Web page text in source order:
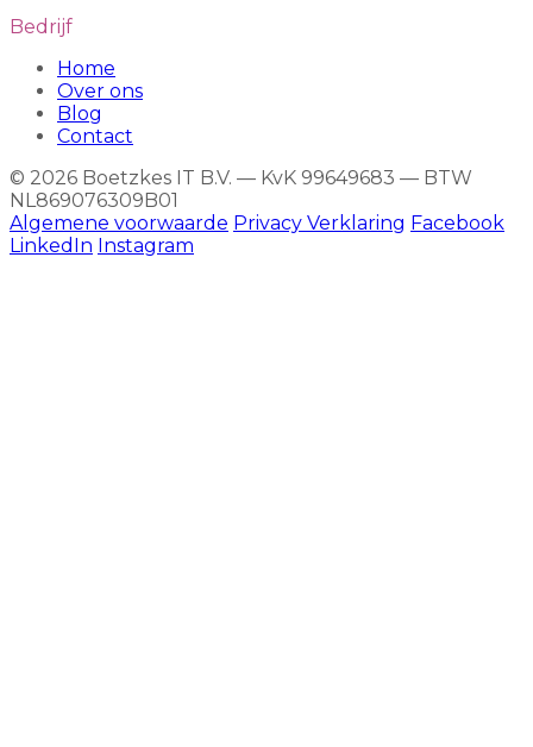
Bedrijf
Home
Over ons
Blog
Contact
© 2026 Boetzkes IT B.V. — KvK 99649683 — BTW
NL869076309B01
Algemene voorwaarde Privacy Verklaring Facebook
LinkedIn Instagram